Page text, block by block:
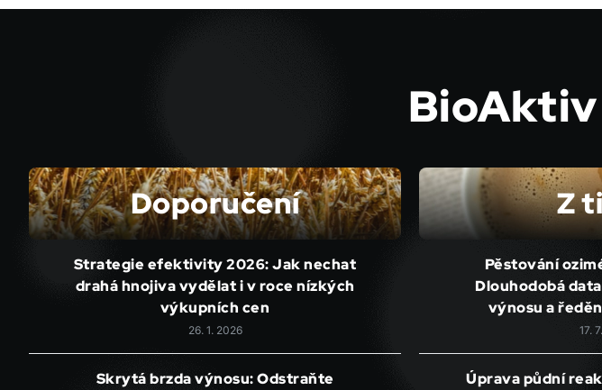
Doporučení
Strategie efektivity 2026: Jak nechat
drahá hnojiva vydělat i v roce nízkých
výkupních cen
26. 1. 2026
Skrytá brzda výnosu: Odstraňte
Z
Pěstování
Dlouhodobá
výnosu a
17.
Úprava půdní